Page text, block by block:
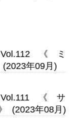
Vol.112 《 ミ
年09月)
Vol.111 《 サ
(2023年08月)